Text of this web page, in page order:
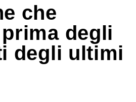
che
degli
degli ultimi